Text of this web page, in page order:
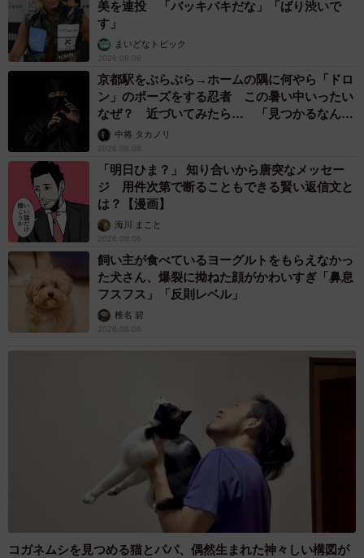
美を連投 「バッキバキだな」「ばり渋いで
す」
まいどなトピック
2026.08.06
京都駅をぶらぶら→ホームの隅に何やら「ドロ
ン」のポーズをする忍者 この暑い中いったい
なぜ？ 近づいてみたら… 「見つかるなんて
未熟」中将 タカノリ
2026.08.06
「明日ひま？」 知り合いから唐突なメッセー
ジ 用件次第で断ることもできる賢い返信文と
は？【漫画】
海川 まこと
2026.08.06
飼い主が食べているヨーグルトをもらえなかっ
た犬さん、爆裂に拗ねた顔がかわいすぎ「鼻息
フスフス」「反則レベル」
椎名 碧
2026.08.06
コガネムシを見つめる猫とパパ、偶然生まれた神々しい構図が